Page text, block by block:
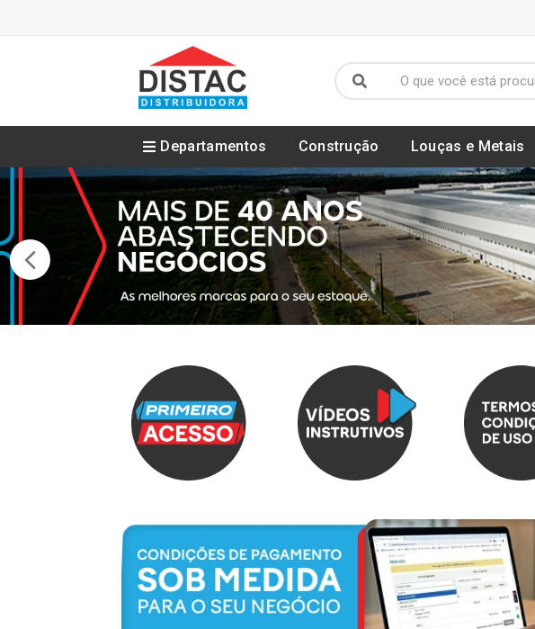
Departamentos Construção Louças e Metais